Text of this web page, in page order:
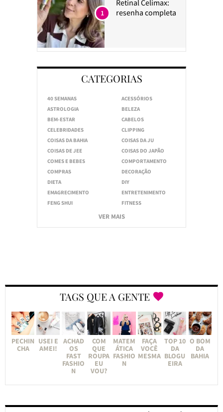
Retinal Celimax:
resenha completa
1
CATEGORIAS
40 SEMANAS
ACESSÓRIOS
ASTROLOGIA
BELEZA
BEM-ESTAR
CABELOS
CELEBRIDADES
CLIPPING
COISAS DA BAHIA
COISAS DA JU
COISAS DE JEE
COISAS DO JAPÃO
COMES E BEBES
COMPORTAMENTO
COMPRAS
DECORAÇÃO
DIETA
DIY
EMAGRECIMENTO
ENTRETENIMENTO
FENG SHUI
FITNESS
VER MAIS
TAGS QUE A GENTE
PECHIN
CHA
USEI E
AMEI!
ACHAD
OS
FAST
FASHIO
N
COM
QUE
ROUPA
EU
VOU?
MATEM
ÁTICA
FASHIO
N
FAÇA
VOCÊ
MESMA
TOP 10
DA
BLOGU
EIRA
O BOM
DA
BAHIA